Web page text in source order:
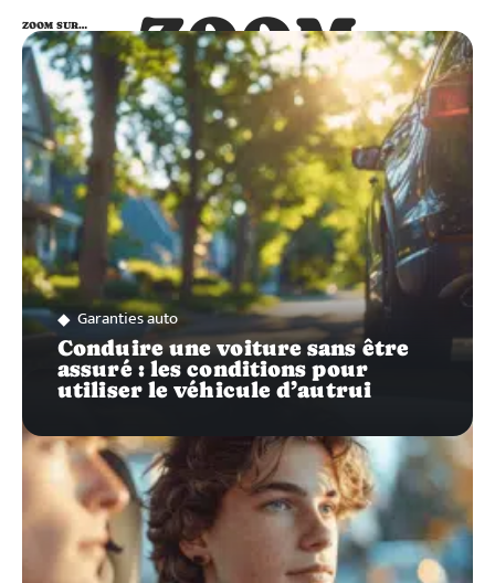
ZOOM
SUR…
ZOOM SUR…
Garanties auto
Conduire une voiture sans être
assuré : les conditions pour
utiliser le véhicule d’autrui